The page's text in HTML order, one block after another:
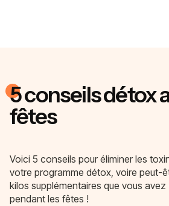
5 conseils détox
fêtes
Voici 5 conseils pour éliminer les
votre programme détox, voire peut-
kilos supplémentaires que vous
pendant les fêtes !